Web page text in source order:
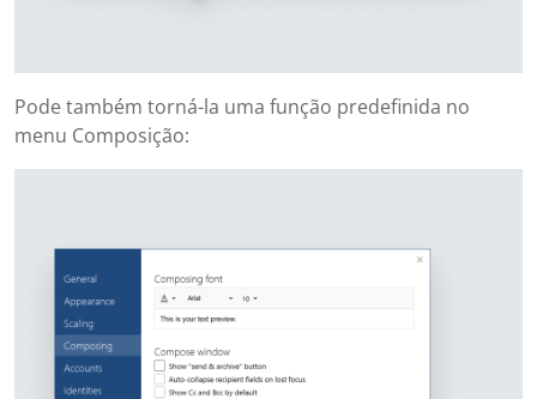
Pode também torná-la uma função predefinida no
menu Composição: